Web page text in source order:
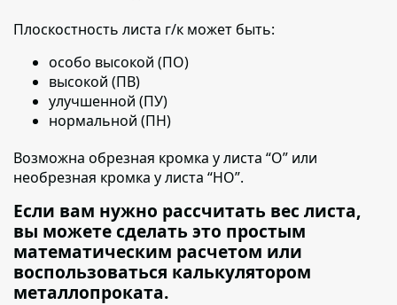
Плоскостность листа г/к может быть:
особо высокой (ПО)
высокой (ПВ)
улучшенной (ПУ)
нормальной (ПН)
Возможна обрезная кромка у листа “О” или
необрезная кромка у листа “НО”.
Если вам нужно рассчитать вес листа,
вы можете сделать это простым
математическим расчетом или
воспользоваться калькулятором
металлопроката.